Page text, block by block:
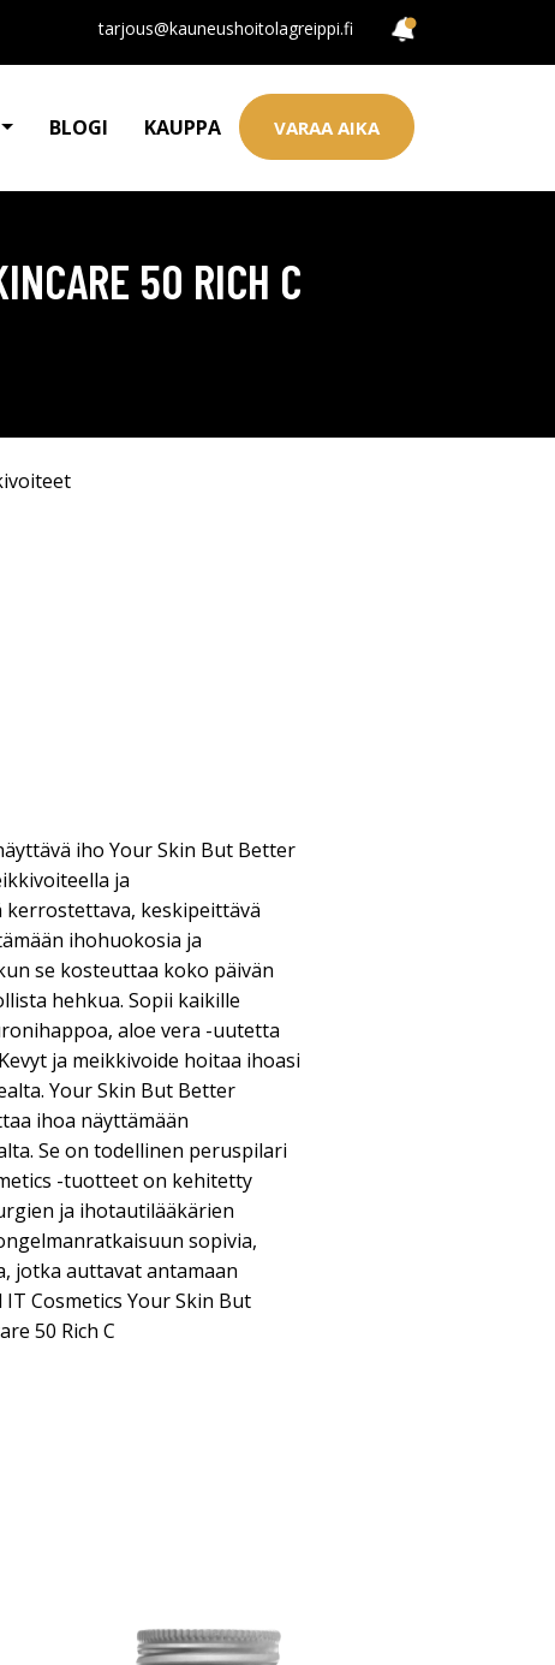
tarjous@kauneushoitolagreippi.fi
BLOGI KAUPPA VARAA AIKA
50 RICH C
iho Your Skin But Better
ja
keskipeittävä
ihohuokosia ja
se kosteuttaa koko päivän
hehkua. Sopii kaikille
aloe vera -uutetta
ja meikkivoide hoitaa ihoasi
Your Skin But Better
ihoa näyttämään
Se on todellinen peruspilari
-tuotteet on kehitetty
ja ihotautilääkärien
sopivia,
jotka auttavat antamaan
Cosmetics Your Skin But
50 Rich C